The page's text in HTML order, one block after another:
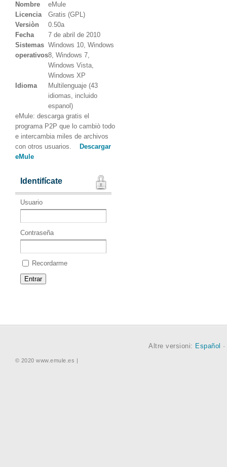
Nombre
eMule
Licencia
Gratis (GPL)
Versiòn
0.50a
Fecha
7 de abril de 2010
Sistemas
operativos
Windows 10, Windows
8, Windows 7,
Windows Vista,
Windows XP
Idioma
Multilenguaje (43
idiomas, incluido
espanol)
eMule: descarga gratis el
programa P2P que lo cambiò todo
e intercambia miles de archivos
con otros usuarios.
Descargar
eMule
Identifícate
Usuario
Contraseña
Recordarme
Altre versioni: Español
© 2020 www.emule.es |